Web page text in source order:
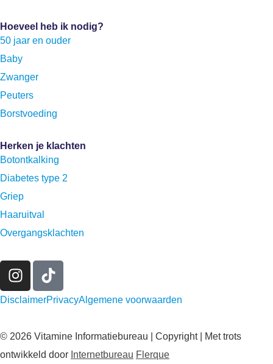
Hoeveel heb ik nodig?
50 jaar en ouder
Baby
Zwanger
Peuters
Borstvoeding
Herken je klachten
Botontkalking
Diabetes type 2
Griep
Haaruitval
Overgangsklachten
DisclaimerPrivacyAlgemene voorwaarden
© 2026 Vitamine Informatiebureau | Copyright | Met trots
ontwikkeld door Internetbureau Flerque